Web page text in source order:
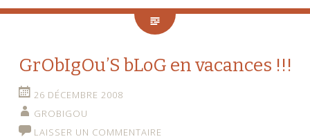
GrObIgOu’S bLoG en vacances !!!
26 DÉCEMBRE 2008
GROBIGOU
LAISSER UN COMMENTAIRE